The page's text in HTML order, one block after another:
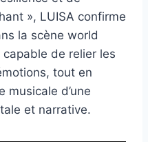
», LUISA confirme
la scène world
de relier les
tout en
musicale d’une
et narrative.